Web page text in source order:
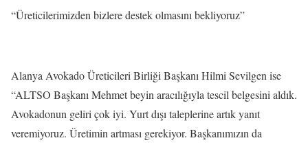
“Üreticilerimizden bizlere destek olmasını bekliyoruz”
Alanya Avokado Üreticileri Birliği Başkanı Hilmi Sevilgen ise
“ALTSO Başkanı Mehmet beyin aracılığıyla tescil belgesini aldık.
Avokadonun geliri çok iyi. Yurt dışı taleplerine artık yanıt
veremiyoruz. Üretimin artması gerekiyor. Başkanımızın da